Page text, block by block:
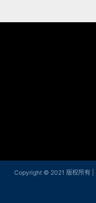
Copyright © 2021 版权所有 |